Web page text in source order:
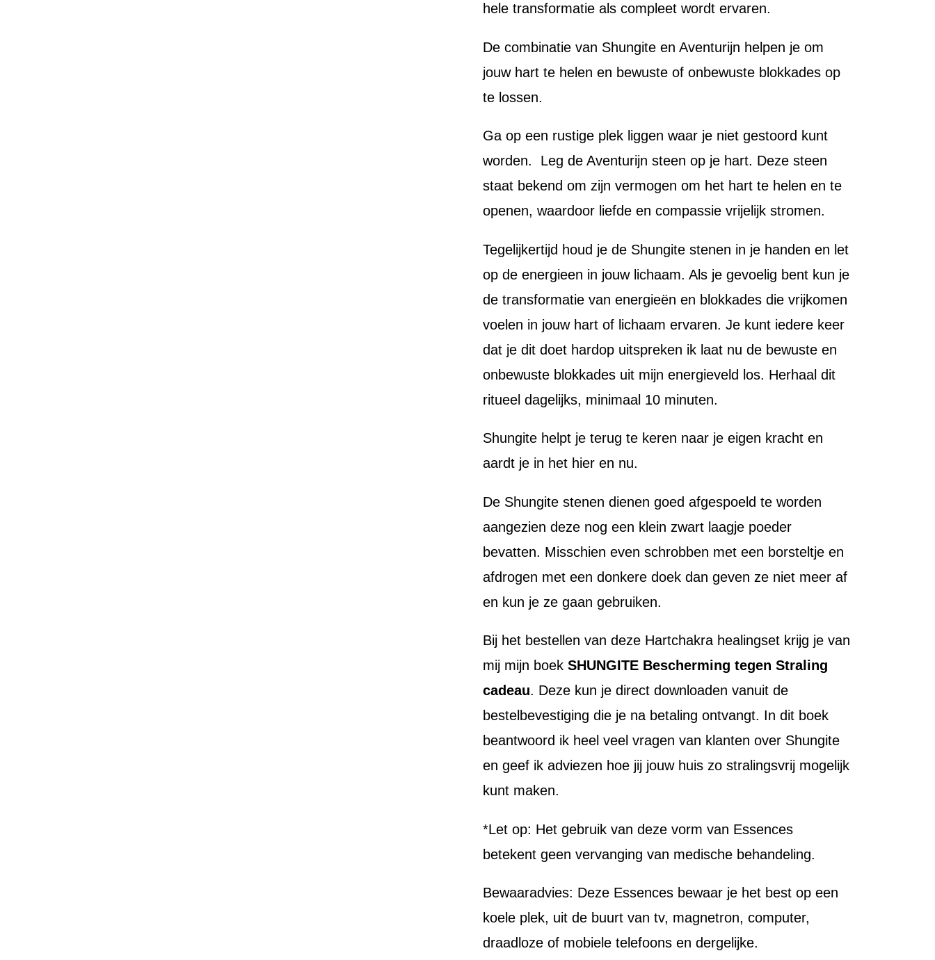
hele transformatie als compleet wordt ervaren.
De combinatie van Shungite en Aventurijn helpen je om
jouw hart te helen en bewuste of onbewuste blokkades op
te lossen.
Ga op een rustige plek liggen waar je niet gestoord kunt
worden. Leg de Aventurijn steen op je hart. Deze steen
staat bekend om zijn vermogen om het hart te helen en te
openen, waardoor liefde en compassie vrijelijk stromen.
Tegelijkertijd houd je de Shungite stenen in je handen en let
op de energieen in jouw lichaam. Als je gevoelig bent kun je
de transformatie van energieën en blokkades die vrijkomen
voelen in jouw hart of lichaam ervaren. Je kunt iedere keer
dat je dit doet hardop uitspreken ik laat nu de bewuste en
onbewuste blokkades uit mijn energieveld los. Herhaal dit
ritueel dagelijks, minimaal 10 minuten.
Shungite helpt je terug te keren naar je eigen kracht en
aardt je in het hier en nu.
De Shungite stenen dienen goed afgespoeld te worden
aangezien deze nog een klein zwart laagje poeder
bevatten. Misschien even schrobben met een borsteltje en
afdrogen met een donkere doek dan geven ze niet meer af
en kun je ze gaan gebruiken.
Bij het bestellen van deze Hartchakra healingset krijg je van
mij mijn boek SHUNGITE Bescherming tegen Straling
cadeau. Deze kun je direct downloaden vanuit de
bestelbevestiging die je na betaling ontvangt. In dit boek
beantwoord ik heel veel vragen van klanten over Shungite
en geef ik adviezen hoe jij jouw huis zo stralingsvrij mogelijk
kunt maken.
*Let op: Het gebruik van deze vorm van Essences
betekent geen vervanging van medische behandeling.
Bewaaradvies: Deze Essences bewaar je het best op een
koele plek, uit de buurt van tv, magnetron, computer,
draadloze of mobiele telefoons en dergelijke.